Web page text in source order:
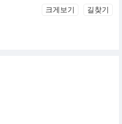
크게보기 길찾기